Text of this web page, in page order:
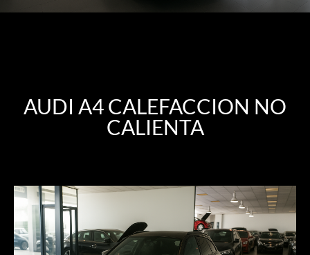
AUDI A4 CALEFACCION NO
CALIENTA